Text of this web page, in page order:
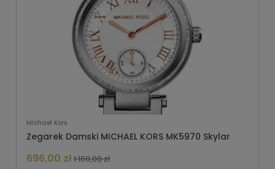
Michael Kors
Zegarek Damski MICHAEL KORS MK5970 Skylar
696,00 zł1 160,00 zł